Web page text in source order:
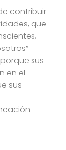
contribuir
que
sus
en el
sus